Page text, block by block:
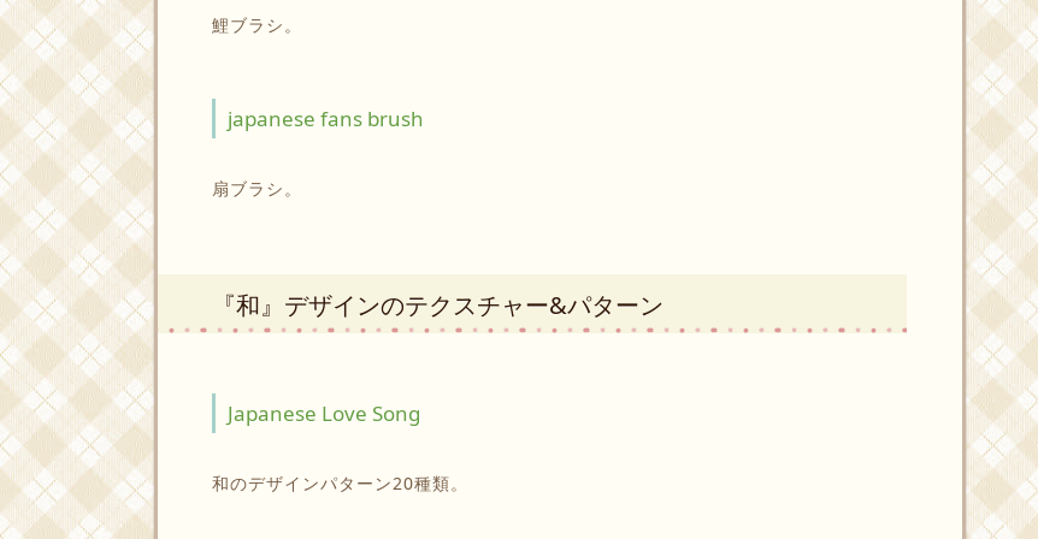
鯉ブラシ。
japanese fans brush
扇ブラシ。
『和』デザインのテクスチャー&パターン
Japanese Love Song
和のデザインパターン20種類。